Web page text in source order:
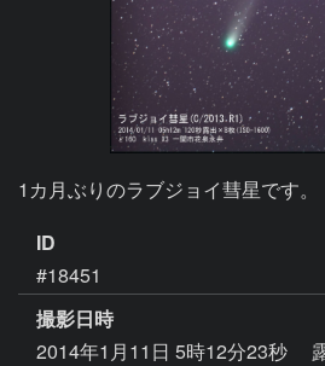
1カ月ぶりのラブジョイ彗星です。
ID
#18451
撮影日時
2014年1月11日 5時12分23秒